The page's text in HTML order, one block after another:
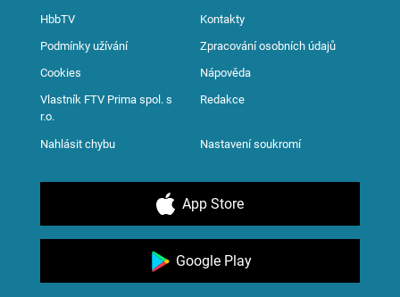
HbbTV Kontakty
Podmínky užívání Zpracování osobních údajů
Cookies Nápověda
Vlastník FTV Prima spol. s
r.o.
Redakce
Nahlásit chybu Nastavení soukromí
App Store
Google Play